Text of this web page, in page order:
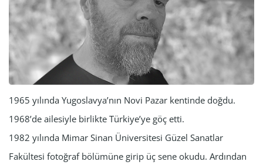
1965 yılında Yugoslavya’nın Novi Pazar kentinde doğdu.
1968’de ailesiyle birlikte Türkiye’ye göç etti.
1982 yılında Mimar Sinan Üniversitesi Güzel Sanatlar
Fakültesi fotoğraf bölümüne girip üç sene okudu. Ardından